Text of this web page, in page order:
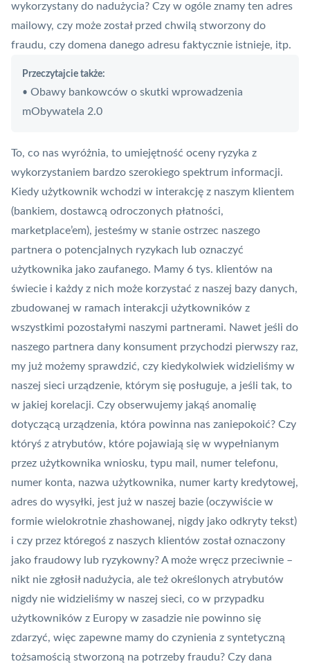
wykorzystany do nadużycia? Czy w ogóle znamy ten adres
mailowy, czy może został przed chwilą stworzony do
fraudu, czy domena danego adresu faktycznie istnieje, itp.
Przeczytajcie także:
• Obawy bankowców o skutki wprowadzenia
mObywatela 2.0
To, co nas wyróżnia, to umiejętność oceny ryzyka z
wykorzystaniem bardzo szerokiego spektrum informacji.
Kiedy użytkownik wchodzi w interakcję z naszym klientem
(bankiem, dostawcą odroczonych płatności,
marketplace’em), jesteśmy w stanie ostrzec naszego
partnera o potencjalnych ryzykach lub oznaczyć
użytkownika jako zaufanego. Mamy 6 tys. klientów na
świecie i każdy z nich może korzystać z naszej bazy danych,
zbudowanej w ramach interakcji użytkowników z
wszystkimi pozostałymi naszymi partnerami. Nawet jeśli do
naszego partnera dany konsument przychodzi pierwszy raz,
my już możemy sprawdzić, czy kiedykolwiek widzieliśmy w
naszej sieci urządzenie, którym się posługuje, a jeśli tak, to
w jakiej korelacji. Czy obserwujemy jakąś anomalię
dotyczącą urządzenia, która powinna nas zaniepokoić? Czy
któryś z atrybutów, które pojawiają się w wypełnianym
przez użytkownika wniosku, typu mail, numer telefonu,
numer konta, nazwa użytkownika, numer karty kredytowej,
adres do wysyłki, jest już w naszej bazie (oczywiście w
formie wielokrotnie zhashowanej, nigdy jako odkryty tekst)
i czy przez któregoś z naszych klientów został oznaczony
jako fraudowy lub ryzykowny? A może wręcz przeciwnie –
nikt nie zgłosił nadużycia, ale też określonych atrybutów
nigdy nie widzieliśmy w naszej sieci, co w przypadku
użytkowników z Europy w zasadzie nie powinno się
zdarzyć, więc zapewne mamy do czynienia z syntetyczną
tożsamością stworzoną na potrzeby fraudu? Czy dana